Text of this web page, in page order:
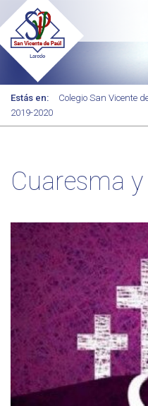
Estás en: Colegio San Vicente
2019-2020
Cuaresma